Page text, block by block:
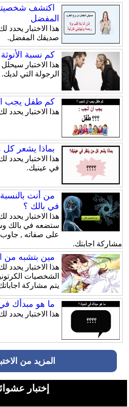
اكتشف
المفضل
هذا الاختبار
صديقك المفضل.
كم نسبة
هذا الاختبار
الرجولة التي لديك.
كم طفل يجب
هذا الاختبار
بماذا يشعر
هذا الاختبار يحدد
في عينيك.
من أنت
في بالك ؟
هذا الاختبار
ستضعه في بالك
على صفاته ,
مشاركة اجابتك.
مين بتشبه من
هذا الاختبار
الشخصيات
يتم مشاركة
ما هو مبدأك
هذا الاختبار يحدد
المزيد من
إختبار